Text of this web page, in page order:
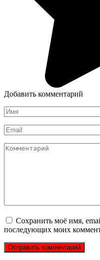
Добавить комментарий
Имя
*
Email
*
Комментарий
Сохранить моё имя,
последующих моих